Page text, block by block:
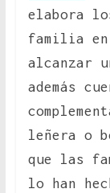
elabora
familia
alcanzar
además
leñera o
que las
lo han